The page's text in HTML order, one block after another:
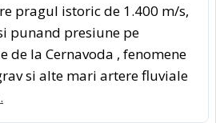
pragul istoric de 1.400 m/s,
punand presiune pe
de la Cernavoda , fenomene
si alte mari artere fluviale